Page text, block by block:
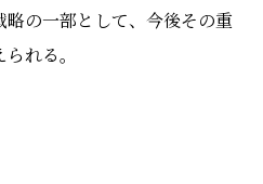
の一部として、今後その重
れる。